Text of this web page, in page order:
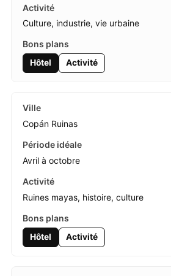
Culture, industrie, vie urbaine
Hôtel Activité
Copán Ruinas
Avril à octobre
Ruines mayas, histoire, culture
Hôtel Activité